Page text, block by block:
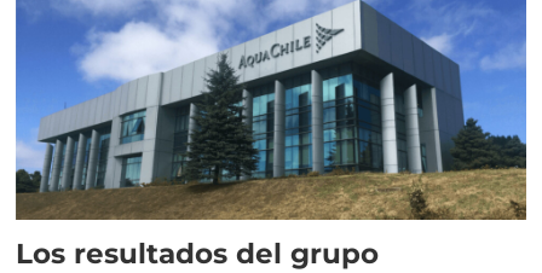
Los resultados del grupo